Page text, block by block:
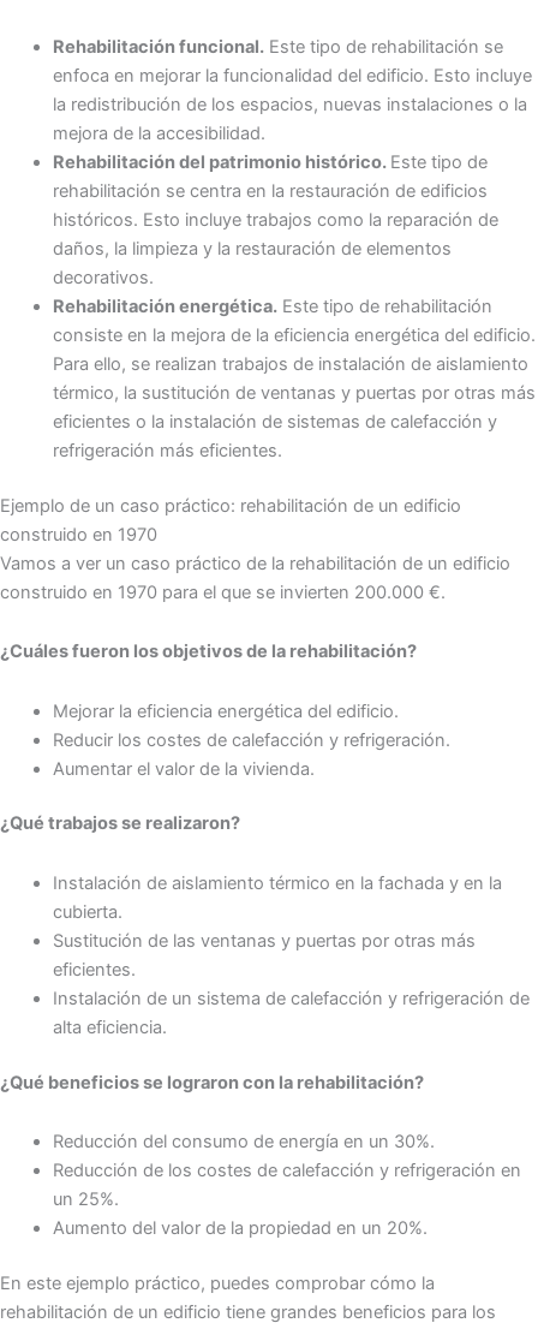
Rehabilitación funcional.Este tipo de rehabilitación se
enfoca en mejorar la funcionalidad del edificio. Esto incluye
la redistribución de los espacios, nuevas instalaciones o la
mejora de la accesibilidad.
Rehabilitación del patrimonio histórico. Este tipo de
rehabilitación se centra en la restauración de edificios
históricos. Esto incluye trabajos como la reparación de
daños, la limpieza y la restauración de elementos
decorativos.
Rehabilitación energética.Este tipo de rehabilitación
consiste en la mejora de la eficiencia energética del edificio.
Para ello, se realizan trabajos de instalación de aislamiento
térmico, la sustitución de ventanas y puertas por otras más
eficientes o la instalación de sistemas de calefacción y
refrigeración más eficientes.
Ejemplo de un caso práctico: rehabilitación de un edificio
construido en 1970
Vamos a ver un caso práctico de la rehabilitación de un edificio
construido en 1970 para el que se invierten 200.000 €.
¿Cuáles fueron los objetivos de la rehabilitación?
Mejorar la eficiencia energética del edificio.
Reducir los costes de calefacción y refrigeración.
Aumentar el valor de la vivienda.
¿Qué trabajos se realizaron?
Instalación de aislamiento térmico en la fachada y en la
cubierta.
Sustitución de las ventanas y puertas por otras más
eficientes.
Instalación de un sistema de calefacción y refrigeración de
alta eficiencia.
¿Qué beneficios se lograron con la rehabilitación?
Reducción del consumo de energía en un 30%.
Reducción de los costes de calefacción y refrigeración en
un 25%.
Aumento del valor de la propiedad en un 20%.
En este ejemplo práctico, puedes comprobar cómo la
rehabilitación de un edificio tiene grandes beneficios para los